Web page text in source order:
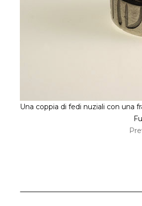
Una coppia di fedi nuziali con una